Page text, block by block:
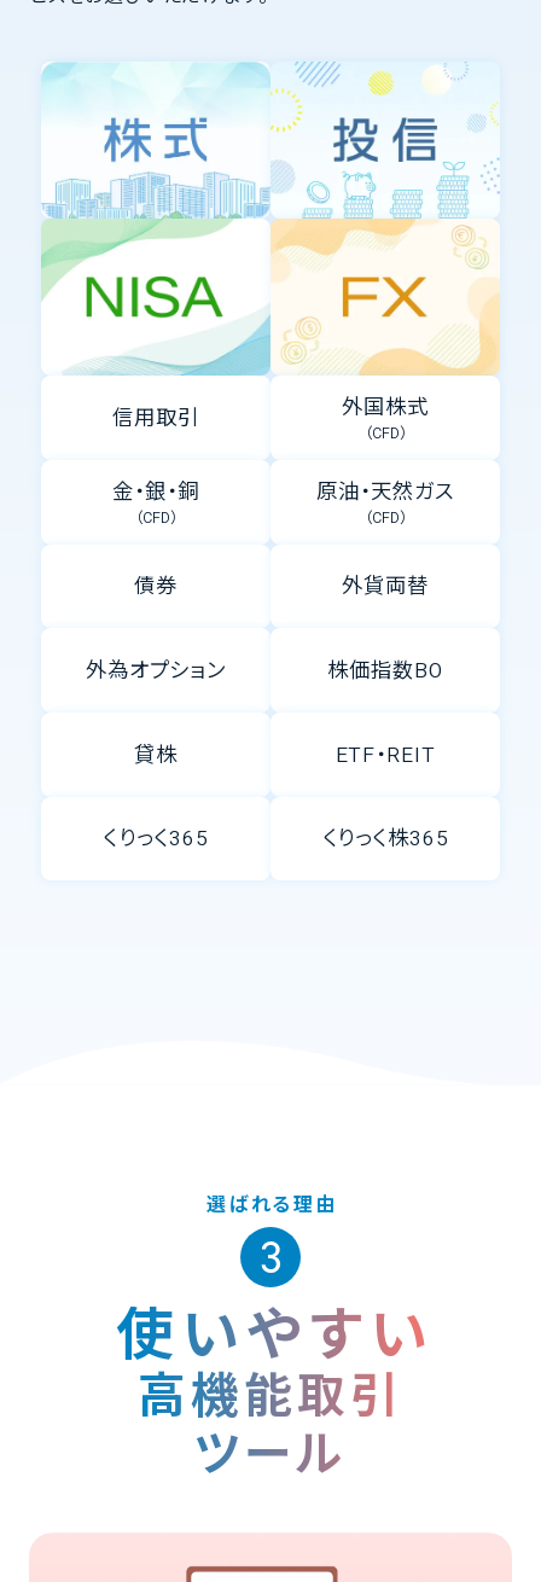
信用取引 外国株式
（CFD）
金・銀・銅
（CFD）
原油・天然ガス
（CFD）
債券 外貨両替
外為オプション 株価指数BO
貸株 ETF・REIT
くりっく365 くりっく株365
選ばれる理由
3
使いやすい
高機能取引
ツール